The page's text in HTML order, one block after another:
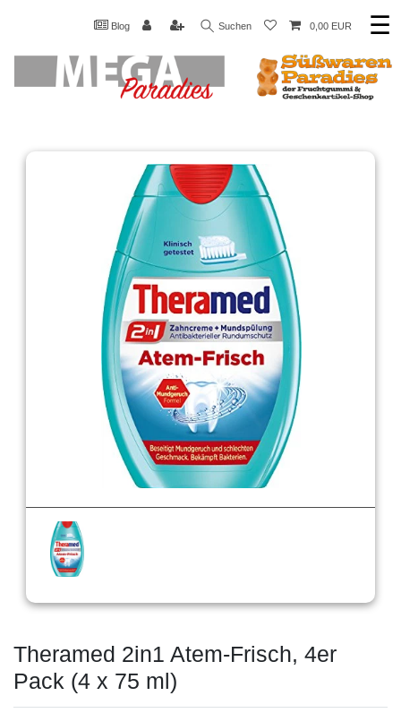
Blog Suchen 0,00 EUR ☰
Theramed 2in1 Atem-Frisch, 4er
Pack (4 x 75 ml)